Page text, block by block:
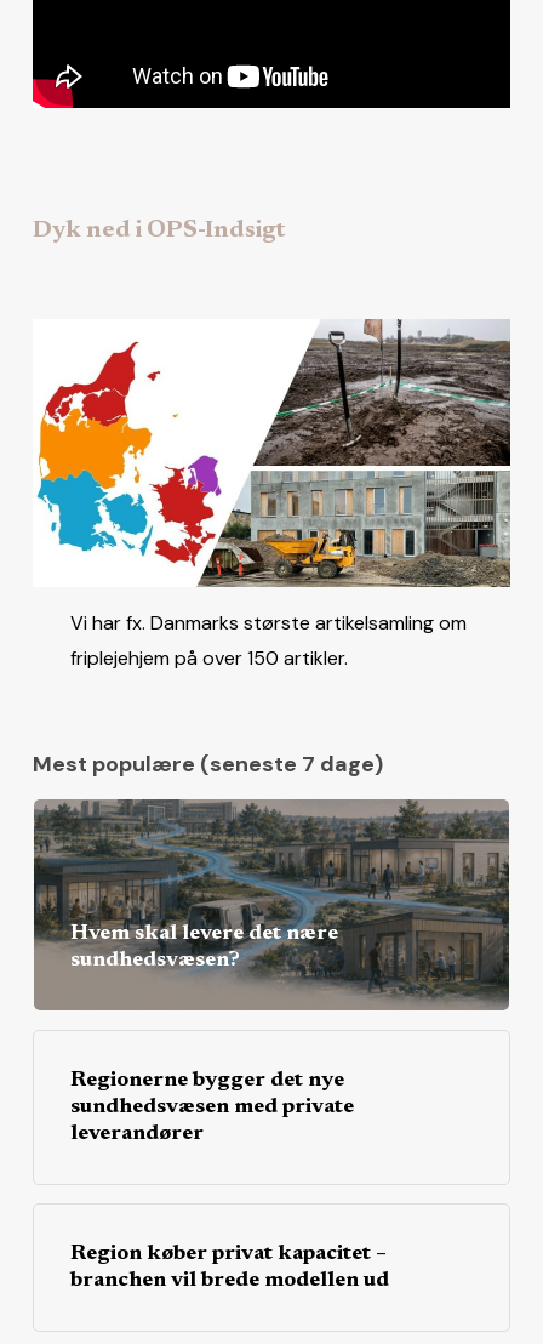
Dyk ned i OPS-Indsigt
Vi har fx. Danmarks største artikelsamling om
friplejehjem på over 150 artikler.
Mest populære (seneste 7 dage)
Hvem skal levere det nære
sundhedsvæsen?
Regionerne bygger det nye
sundhedsvæsen med private
leverandører
Region køber privat kapacitet –
branchen vil brede modellen ud